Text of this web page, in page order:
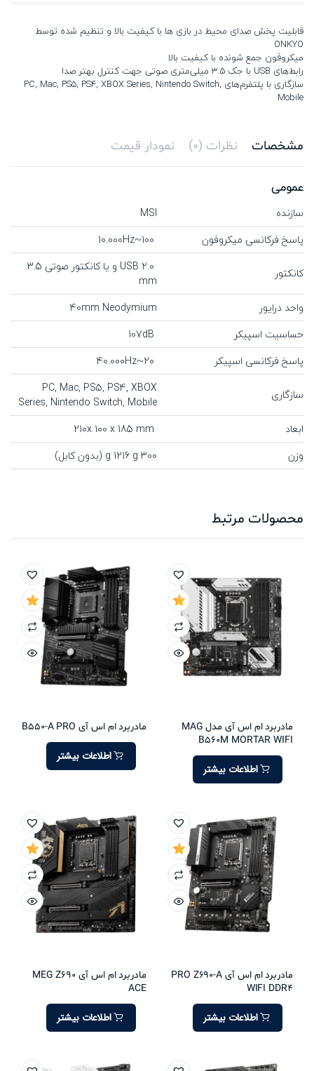
قابلیت پخش صدای محیط در بازی ها با کیفیت بالا و تنظیم شده توسط
ONKYO
میکروفون جمع شونده با کیفیت بالا
رابط‌های USB با جک 3.5 میلی‌متری صوتی جهت کنترل بهتر صدا
سازگاری با پلتفرم‌های PC, Mac, PS5, PS4, XBOX Series, Nintendo Switch,
Mobile
مشخصات نظرات (0) نمودار قیمت
عمومی
سازنده
MSI
پاسخ فرکانسی میکروفون
کانکتور
USB 2.0 و یا کانکتور صوتی 3.5
mm
واحد درایور
40mm Neodymium
حساسیت اسپیکر
پاسخ فرکانسی اسپیکر
سازگاری
PC, Mac, PS5, PS4, XBOX
Series, Nintendo Switch, Mobile
ابعاد
وزن
300 g 1216 g (بدون کابل)
محصولات مرتبط
مادربرد ام اس آی مدل MAG
B560M MORTAR WIFI
اطلاعات بیشتر
مادربرد ام اس آی B550-A PRO
اطلاعات بیشتر
مادربرد ام اس آی PRO Z690-A
WIFI DDR4
اطلاعات بیشتر
مادربرد ام اس آی MEG Z690
ACE
اطلاعات بیشتر